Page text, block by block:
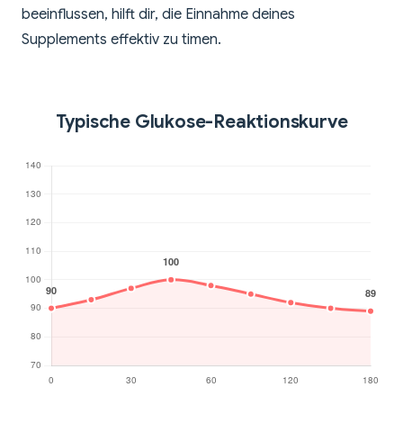
beeinflussen, hilft dir, die Einnahme deines
Supplements effektiv zu timen.
Typische Glukose-Reaktionskurve